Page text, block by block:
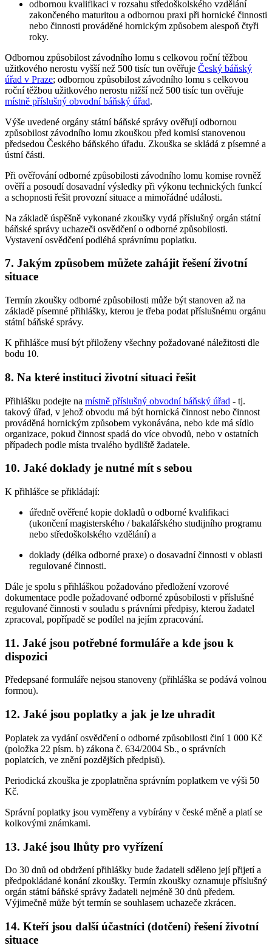
odbornou kvalifikaci v rozsahu středoškolského vzdělání
zakončeného maturitou a odbornou praxi při hornické činnosti
nebo činnosti prováděné hornickým způsobem alespoň čtyři
roky.
Odbornou způsobilost závodního lomu s celkovou roční těžbou
užitkového nerostu vyšší než 500 tisíc tun ověřuje Český báňský
úřad v Praze; odbornou způsobilost závodního lomu s celkovou
roční těžbou užitkového nerostu nižší než 500 tisíc tun ověřuje
místně příslušný obvodní báňský úřad.
Výše uvedené orgány státní báňské správy ověřují odbornou
způsobilost závodního lomu zkouškou před komisí stanovenou
předsedou Českého báňského úřadu. Zkouška se skládá z písemné a
ústní části.
Při ověřování odborné způsobilosti závodního lomu komise rovněž
ověří a posoudí dosavadní výsledky při výkonu technických funkcí
a schopnosti řešit provozní situace a mimořádné události.
Na základě úspěšně vykonané zkoušky vydá příslušný orgán státní
báňské správy uchazeči osvědčení o odborné způsobilosti.
Vystavení osvědčení podléhá správnímu poplatku.
7. Jakým způsobem můžete zahájit řešení životní
situace
Termín zkoušky odborné způsobilosti může být stanoven až na
základě písemné přihlášky, kterou je třeba podat příslušnému orgánu
státní báňské správy.
K přihlášce musí být přiloženy všechny požadované náležitosti dle
bodu 10.
8. Na které instituci životní situaci řešit
Přihlášku podejte na místně příslušný obvodní báňský úřad - tj.
takový úřad, v jehož obvodu má být hornická činnost nebo činnost
prováděná hornickým způsobem vykonávána, nebo kde má sídlo
organizace, pokud činnost spadá do více obvodů, nebo v ostatních
případech podle místa trvalého bydliště žadatele.
10. Jaké doklady je nutné mít s sebou
K přihlášce se přikládají:
úředně ověřené kopie dokladů o odborné kvalifikaci
(ukončení magisterského / bakalářského studijního programu
nebo středoškolského vzdělání) a
doklady (délka odborné praxe) o dosavadní činnosti v oblasti
regulované činnosti.
Dále je spolu s přihláškou požadováno předložení vzorové
dokumentace podle požadované odborné způsobilosti v příslušné
regulované činnosti v souladu s právními předpisy, kterou žadatel
zpracoval, popřípadě se podílel na jejím zpracování.
11. Jaké jsou potřebné formuláře a kde jsou k
dispozici
Předepsané formuláře nejsou stanoveny (přihláška se podává volnou
formou).
12. Jaké jsou poplatky a jak je lze uhradit
Poplatek za vydání osvědčení o odborné způsobilosti činí 1 000 Kč
(položka 22 písm. b) zákona č. 634/2004 Sb., o správních
poplatcích, ve znění pozdějších předpisů).
Periodická zkouška je zpoplatněna správním poplatkem ve výši 50
Kč.
Správní poplatky jsou vyměřeny a vybírány v české měně a platí se
kolkovými známkami.
13. Jaké jsou lhůty pro vyřízení
Do 30 dnů od obdržení přihlášky bude žadateli sděleno její přijetí a
předpokládané konání zkoušky. Termín zkoušky oznamuje příslušný
orgán státní báňské správy žadateli nejméně 30 dnů předem.
Výjimečně může být termín se souhlasem uchazeče zkrácen.
14. Kteří jsou další účastníci (dotčení) řešení životní
situace